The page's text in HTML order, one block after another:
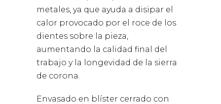
metales, ya que ayuda a disipar el
calor provocado por el roce de los
dientes sobre la pieza,
aumentando la calidad final del
trabajo y la longevidad de la sierra
de corona.
Envasado en blíster cerrado con